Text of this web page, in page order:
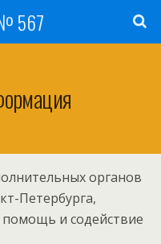
567
органов
Петербурга,
и содействие